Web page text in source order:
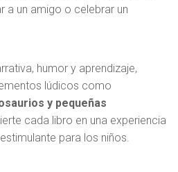
a un amigo o celebrar un
humor y aprendizaje,
lúdicos como
y pequeñas
cada libro en una experiencia
para los niños.